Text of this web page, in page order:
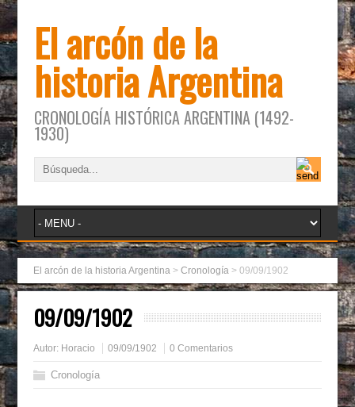
El arcón de la
historia Argentina
CRONOLOGÍA HISTÓRICA ARGENTINA (1492-
1930)
El arcón de la historia Argentina >Cronología >09/09/1902
09/09/1902
Autor: Horacio 09/09/1902 0 Comentarios
Cronología